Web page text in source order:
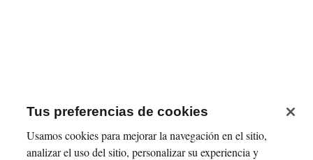
Tus preferencias de cookies
Usamos cookies para mejorar la navegación en el sitio,
analizar el uso del sitio, personalizar su experiencia y